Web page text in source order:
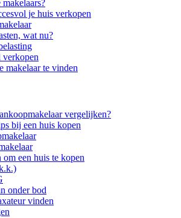
je huis verkopen
wat nu?
verkopen
makelaar te vinden
vergelijken?
bij een huis kopen
om een huis te kopen
onder bod
vinden